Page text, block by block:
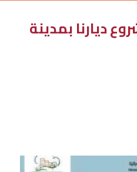
ديارنا بمدينة